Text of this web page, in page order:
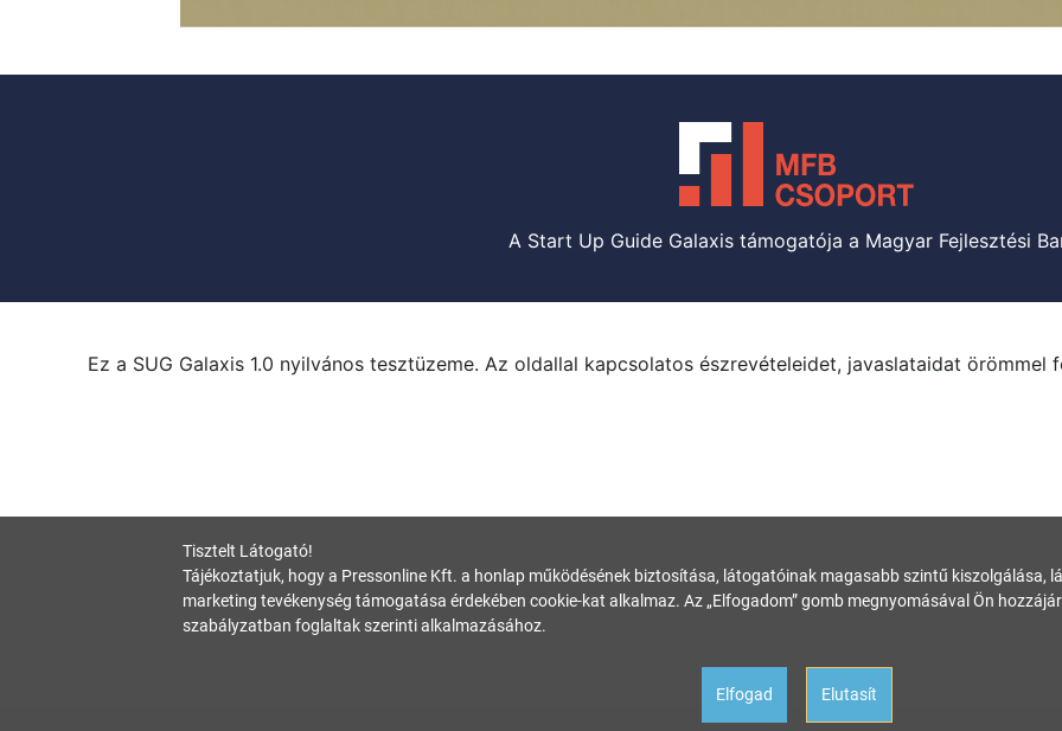
A Start Up Guide Galaxis támogatója a Magyar Fejlesztési
Ez a SUG Galaxis 1.0 nyilvános tesztüzeme. Az oldallal kapcsolatos észrevételeidet, javaslataidat örömmel
Tisztelt Látogató!
Tájékoztatjuk, hogy a Pressonline Kft. a honlap működésének biztosítása, látogatóinak magasabb szintű kiszolgálása,
marketing tevékenység támogatása érdekében cookie-kat alkalmaz. Az „Elfogadom” gomb megnyomásával Ön
szabályzatban foglaltak szerinti alkalmazásához.
Elfogad Elutasít